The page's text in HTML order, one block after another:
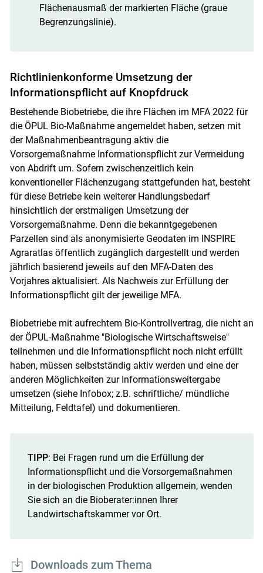
Flächenausmaß der markierten Fläche (graue
Begrenzungslinie).
Richtlinienkonforme Umsetzung der
Informationspflicht auf Knopfdruck
Bestehende Biobetriebe, die ihre Flächen im MFA 2022 für
die ÖPUL Bio-Maßnahme angemeldet haben, setzen mit
der Maßnahmenbeantragung aktiv die
Vorsorgemaßnahme Informationspflicht zur Vermeidung
von Abdrift um. Sofern zwischenzeitlich kein
konventioneller Flächenzugang stattgefunden hat, besteht
für diese Betriebe kein weiterer Handlungsbedarf
hinsichtlich der erstmaligen Umsetzung der
Vorsorgemaßnahme. Denn die bekanntgegebenen
Parzellen sind als anonymisierte Geodaten im INSPIRE
Agraratlas öffentlich zugänglich dargestellt und werden
jährlich basierend jeweils auf den MFA-Daten des
Vorjahres aktualisiert. Als Nachweis zur Erfüllung der
Informationspflicht gilt der jeweilige MFA.
Biobetriebe mit aufrechtem Bio-Kontrollvertrag, die nicht an
der ÖPUL-Maßnahme "Biologische Wirtschaftsweise"
teilnehmen und die Informationspflicht noch nicht erfüllt
haben, müssen selbstständig aktiv werden und eine der
anderen Möglichkeiten zur Informationsweitergabe
umsetzen (siehe Infobox; z.B. schriftliche/ mündliche
Mitteilung, Feldtafel) und dokumentieren.
TIPP: Bei Fragen rund um die Erfüllung der
Informationspflicht und die Vorsorgemaßnahmen
in der biologischen Produktion allgemein, wenden
Sie sich an die Bioberater:innen Ihrer
Landwirtschaftskammer vor Ort.
Downloads zum Thema